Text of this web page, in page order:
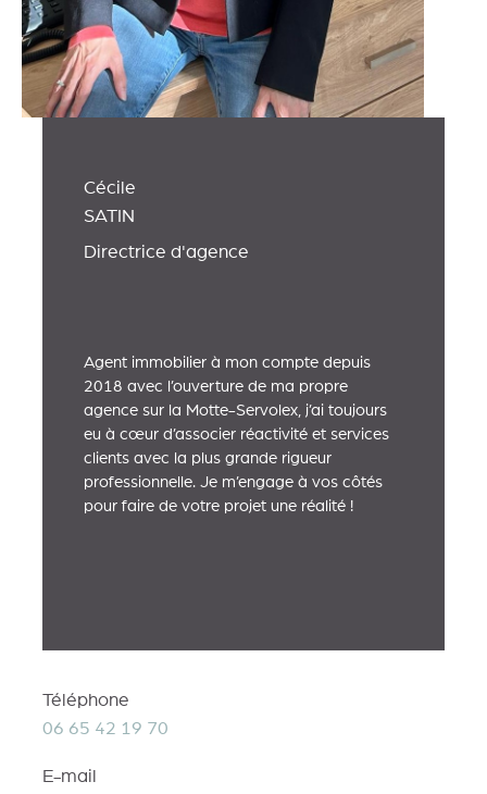
Cécile
SATIN
Directrice d'agence
Agent immobilier à mon compte depuis
2018 avec l’ouverture de ma propre
agence sur la Motte-Servolex, j’ai toujours
eu à cœur d’associer réactivité et services
clients avec la plus grande rigueur
professionnelle. Je m’engage à vos côtés
pour faire de votre projet une réalité !
Téléphone
06 65 42 19 70
E-mail